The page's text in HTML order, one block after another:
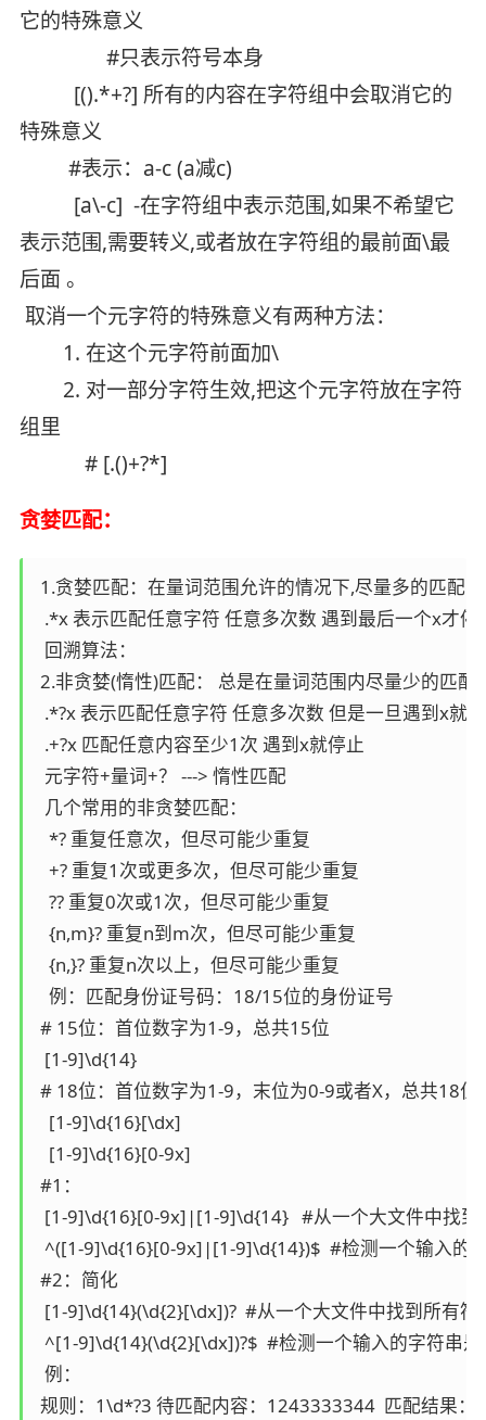
它的特殊意义
#只表示符号本身
[().*+?] 所有的内容在字符组中会取消它的
特殊意义
#表示：a-c (a减c)
[a\-c] -在字符组中表示范围,如果不希望它
表示范围,需要转义,或者放在字符组的最前面\最
后面 。
取消一个元字符的特殊意义有两种方法：
1. 在这个元字符前面加\
2. 对一部分字符生效,把这个元字符放在字符
组里
# [.()+?*]
贪婪匹配：
1.贪婪匹配：在量词范围允许的情况下,尽量多的匹配
.*x 表示匹配任意字符 任意多次数 遇到最后一个x才
  回溯算法：
2.非贪婪(惰性)匹配： 总是在量词范围内尽量少的匹
.*?x 表示匹配任意字符 任意多次数 但是一旦遇到x就
  .+?x 匹配任意内容至少1次 遇到x就停止
  元字符+量词+？ ---> 惰性匹配
  几个常用的非贪婪匹配：
   *? 重复任意次，但尽可能少重复
   +? 重复1次或更多次，但尽可能少重复
   ?? 重复0次或1次，但尽可能少重复
   {n,m}? 重复n到m次，但尽可能少重复
   {n,}? 重复n次以上，但尽可能少重复
   例：匹配身份证号码：18/15位的身份证号
# 15位：首位数字为1-9，总共15位
  [1-9]\d{14}
# 18位：首位数字为1-9，末位为0-9或者X，总共18位
   [1-9]\d{16}[\dx]
   [1-9]\d{16}[0-9x]
#1：
[1-9]\d{16}[0-9x]|[1-9]\d{14}   #从一个大文件中
^([1-9]\d{16}[0-9x]|[1-9]\d{14})$  #检测一个输入
#2：简化
[1-9]\d{14}(\d{2}[\dx])?  #从一个大文件中找到所有
^[1-9]\d{14}(\d{2}[\dx])?$  #检测一个输入的字符
  例：
规则：1\d*?3 待匹配内容：1243333344  匹配结果：